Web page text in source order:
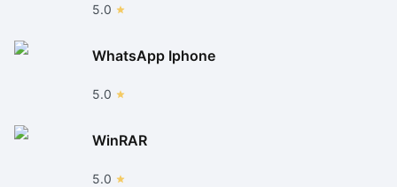
5.0
WhatsApp Iphone
5.0
WinRAR
5.0